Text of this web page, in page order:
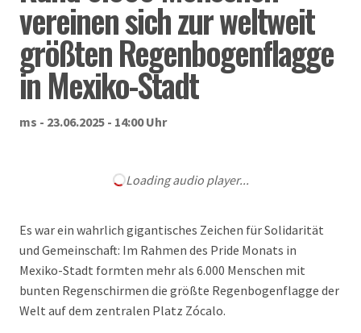
vereinen sich zur weltweit
größten Regenbogenflagge
in Mexiko-Stadt
ms - 23.06.2025 - 14:00 Uhr
Loading audio player...
Es war ein wahrlich gigantisches Zeichen für Solidarität
und Gemeinschaft: Im Rahmen des Pride Monats in
Mexiko-Stadt formten mehr als 6.000 Menschen mit
bunten Regenschirmen die größte Regenbogenflagge der
Welt auf dem zentralen Platz Zócalo.